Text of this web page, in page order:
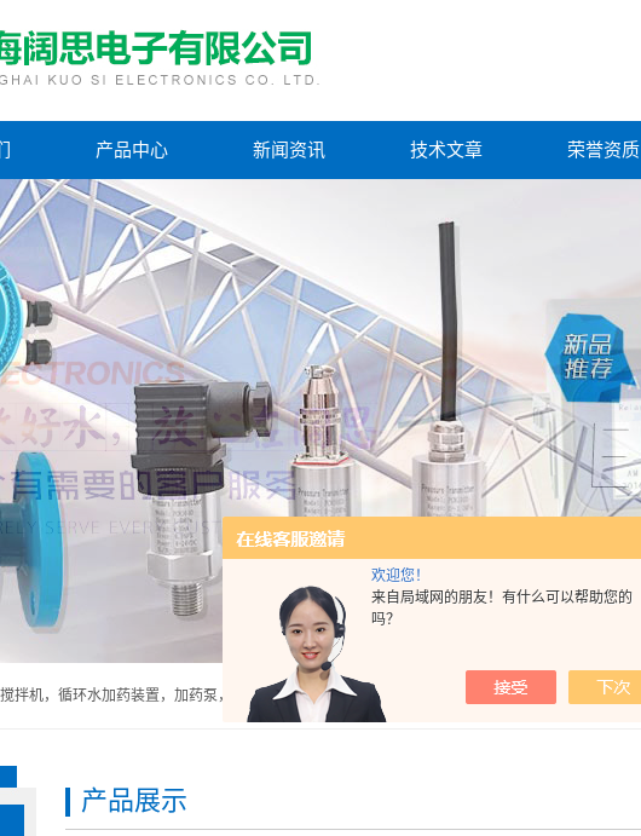
欢迎您！
来自局域网的朋友！有什么可以帮助您的
吗？
产品中心 新闻资讯 技术文章 荣誉资质
拌机，循环水加药装置，加药泵，计量泵，气动隔膜泵，PH计，酸度计 |
产品展示